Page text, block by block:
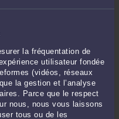
la fréquentation de
utilisateur fondée
(vidéos, réseaux
la gestion et l’analyse
Parce que le respect
nous, nous vous laissons
tous ou de les
AVOCATS : ORGANISER
/CRÉATION
barreau de Paris), CHHUM
entrepreneurial, le barreau de
pour échanger sur les
lire l’idée participative de